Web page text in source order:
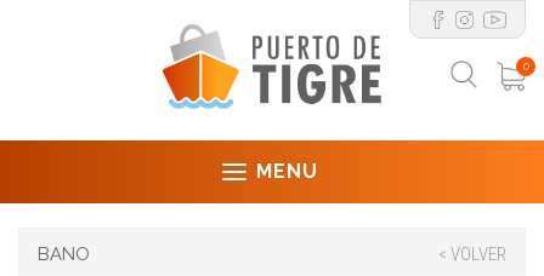
0
MENU
BANO < VOLVER